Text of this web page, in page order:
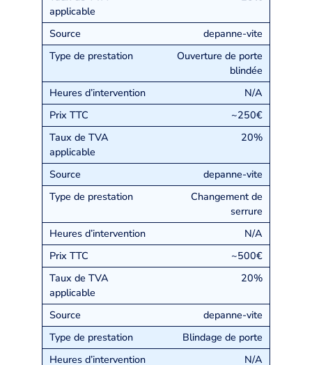
depanne-vite
Ouverture de porte
blindée
N/A
~250€
20%
depanne-vite
Changement de
serrure
N/A
~500€
20%
depanne-vite
Blindage de porte
N/A